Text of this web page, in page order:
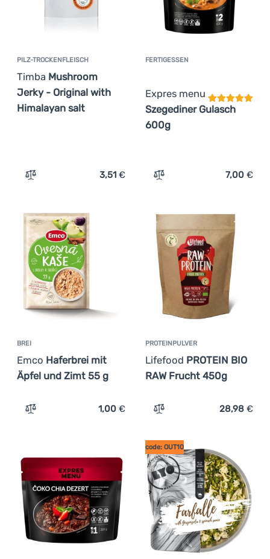
PILZ-TROCKENFLEISCH
Timba Mushroom
Jerky - Original with
Himalayan salt
Zum Vergleich 'Pilz-Trockenfleisch Timba Mushroom
3,51 €
FERTIGESSEN
Expres menu
Szegediner Gulasch
600g
Zum Vergleich
7,00 €
BREI
Emco Haferbrei mit
Äpfel und Zimt 55 g
Zum Vergleich 'Brei Emco Haferbrei mit Äpfel und Zimt
1,00 €
PROTEINPULVER
Lifefood PROTEIN BIO
RAW Frucht 450g
Zum Vergleich
28,98 €
code: OUT10